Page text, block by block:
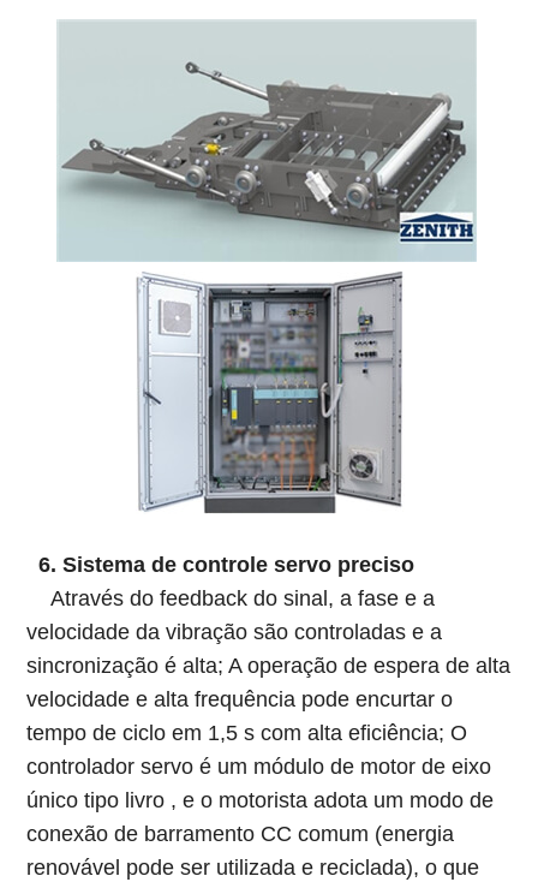
6. Sistema de controle servo preciso
Através do feedback do sinal, a fase e a
velocidade da vibração são controladas e a
sincronização é alta; A operação de espera de alta
velocidade e alta frequência pode encurtar o
tempo de ciclo em 1,5 s com alta eficiência; O
controlador servo é um módulo de motor de eixo
único tipo livro , e o motorista adota um modo de
conexão de barramento CC comum (energia
renovável pode ser utilizada e reciclada), o que